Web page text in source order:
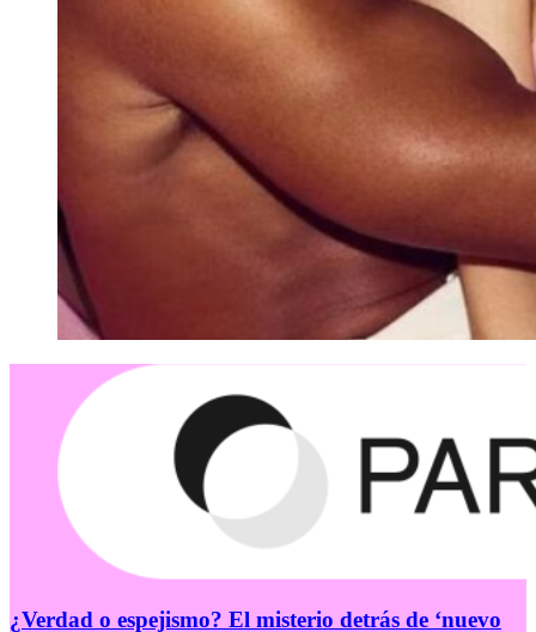
¿Verdad o espejismo? El misterio detrás de ‘nuevo